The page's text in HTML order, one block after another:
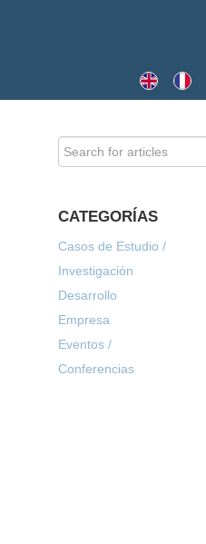
CATEGORÍAS
Casos de Estudio /
Investigación
Desarrollo
Empresa
Eventos /
Conferencias